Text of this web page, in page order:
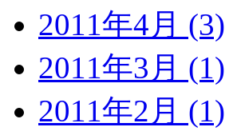
2011年4月 (3)
2011年3月 (1)
2011年2月 (1)